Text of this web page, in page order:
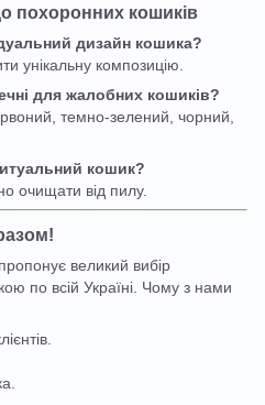
похоронних кошиків
дизайн кошика?
унікальну композицію.
для жалобних кошиків?
темно-зелений, чорний,
кошик?
очищати від пилу.
великий вибір
по всій Україні. Чому з нами